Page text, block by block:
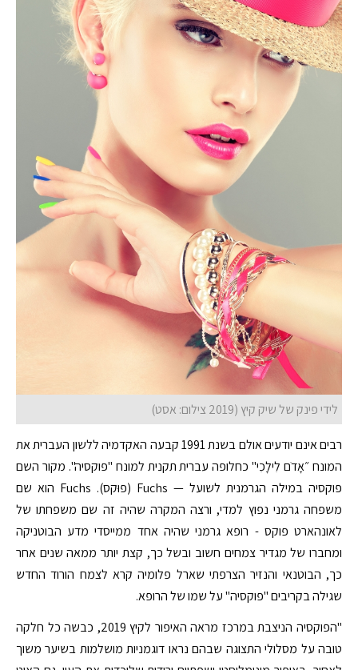
לידי פינק של שיק קיץ (2019 צילום: אסט)
רבים אינם יודעים אולם בשנת 1991 קבעה האקדמיה ללשון העברית את
המונח ״אָדֹם לִילָכִי" כחלופה עברית תקנית למונח "פוקסיה". מקור השם
פוקסיה במילה הגרמנית לשועל — Fuchs (פוּקס). Fuchs הוא שם
משפחה גרמני נפוץ למדי, ורצה המקרה שהיה זה שם משפחתו של
לאונהארט פוקס - רופא גרמני שהיה אחד ממייסדי מדע הבוטניקה
ומחברו של מגדיר צמחים חשוב ובשל כך, קצת יותר ממאה שנים אחר
כך, הבוטנאי והנזיר הצרפתי שארל פלומיה קרא לצמח הורוד החדש
שגילה בקריבים "פוקסיה" על שמו של הרופא.
"הפוקסיה הניצבת במרכז מראה האיפור לקיץ 2019, כבשה כל חלקה
טובה על מסלולי התצוגה שבהם נראו דוגמניות מושלמות בשיער משוך